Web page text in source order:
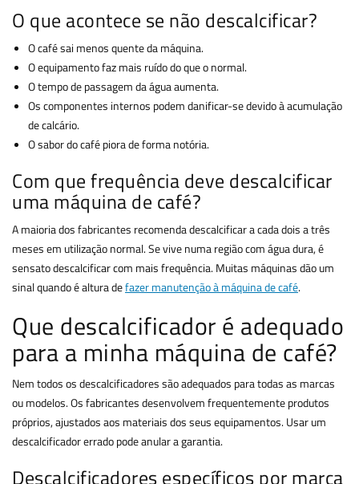
O que acontece se não descalcificar?
O café sai menos quente da máquina.
O equipamento faz mais ruído do que o normal.
O tempo de passagem da água aumenta.
Os componentes internos podem danificar-se devido à acumulação
de calcário.
O sabor do café piora de forma notória.
Com que frequência deve descalcificar
uma máquina de café?
A maioria dos fabricantes recomenda descalcificar a cada dois a três
meses em utilização normal. Se vive numa região com água dura, é
sensato descalcificar com mais frequência. Muitas máquinas dão um
sinal quando é altura defazer manutenção à máquina de café.
Que descalcificador é adequado
para a minha máquina de café?
Nem todos os descalcificadores são adequados para todas as marcas
ou modelos. Os fabricantes desenvolvem frequentemente produtos
próprios, ajustados aos materiais dos seus equipamentos. Usar um
descalcificador errado pode anular a garantia.
Descalcificadores específicos por marca